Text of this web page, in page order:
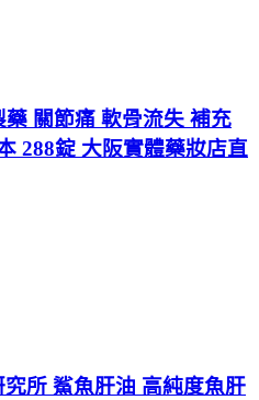
藥 關節痛 軟骨流失 補充
288錠 大阪實體藥妝店直
究所 鯊魚肝油 高純度魚肝